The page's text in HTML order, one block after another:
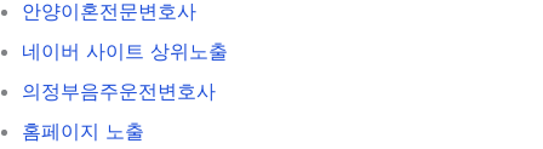
안양이혼전문변호사
네이버 사이트 상위노출
의정부음주운전변호사
홈페이지 노출